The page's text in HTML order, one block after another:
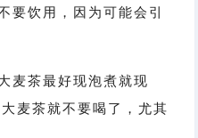
要饮用，因为可能会引
麦茶最好现泡煮就现
麦茶就不要喝了，尤其